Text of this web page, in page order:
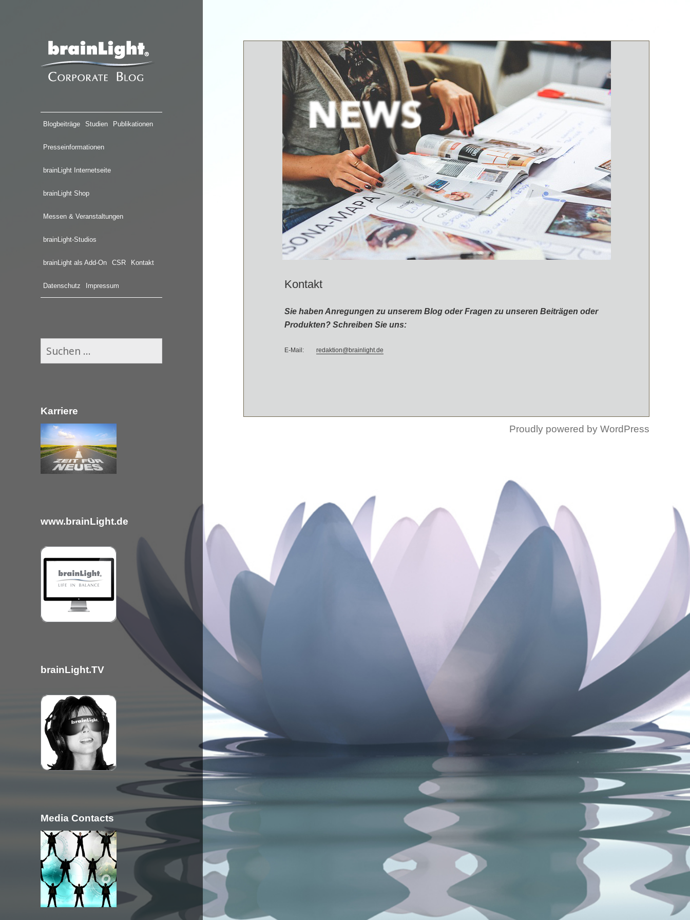
Blogbeiträge Studien Publikationen
Presseinformationen
brainLight Internetseite
brainLight Shop
Messen & Veranstaltungen
brainLight-Studios
brainLight als Add-On CSR Kontakt
Datenschutz Impressum
S
n
n
a
c
h
Karriere
www.brainLight.de
brainLight.TV
Media Contacts
Kontakt
Sie haben Anregungen zu unserem Blog oder Fragen zu unseren Beiträgen oder
Produkten? Schreiben Sie uns:
E-Mail:redaktion@brainlight.de
Proudly powered by WordPress